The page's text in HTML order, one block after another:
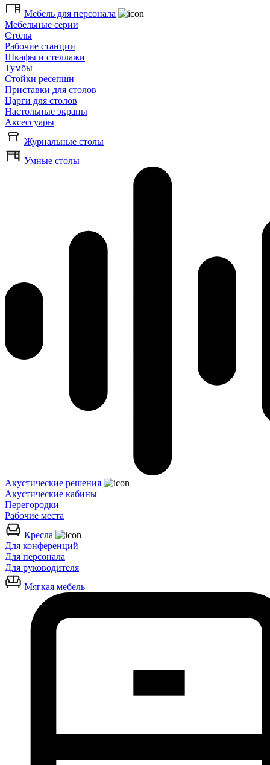
Мебель для персонала
Мебельные серии
Столы
Рабочие станции
Шкафы и стеллажи
Тумбы
Стойки ресепшн
Приставки для столов
Царги для столов
Настольные экраны
Аксессуары
Журнальные столы
Умные столы
Акустические решения
Акустические кабины
Перегородки
Рабочие места
Кресла
Для конференций
Для персонала
Для руководителя
Мягкая мебель